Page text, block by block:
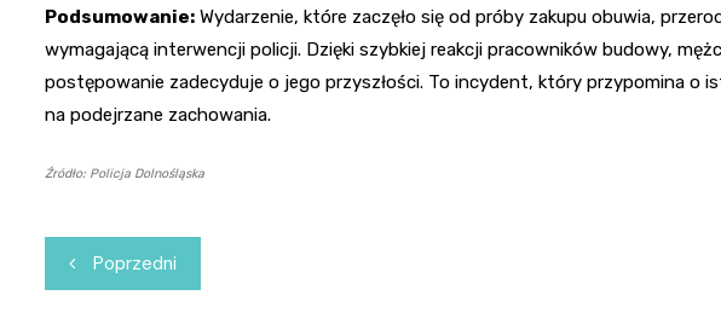
Podsumowanie: Wydarzenie, które zaczęło się od próby zakupu obuwia,
wymagającą interwencji policji. Dzięki szybkiej reakcji pracowników budowy,
postępowanie zadecyduje o jego przyszłości. To incydent, który przypomina o
na podejrzane zachowania.
Źródło: Policja Dolnośląska
Nawigacja
wpisu
Poprzedni